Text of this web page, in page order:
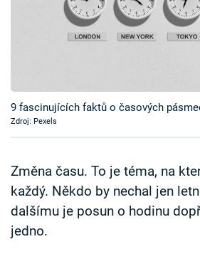
Pořady
TV Program
Sledujte prima+
Sledujte nás
9 fascinujících faktů o časových
Zdroj: Pexels
Změna času. To je téma, na
každý. Někdo by nechal jen
dalšímu je posun o hodinu
jedno.